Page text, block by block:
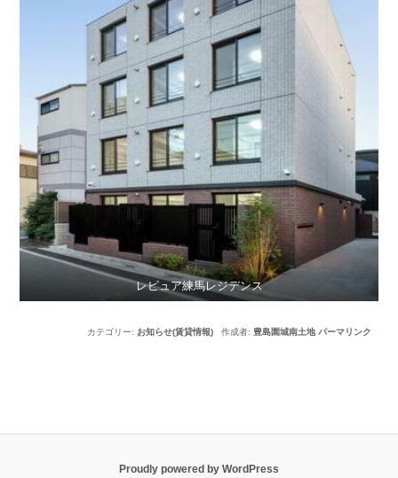
レピュア練馬レジデンス
カテゴリー: お知らせ(賃貸情報) 作成者: 豊島園城南土地 パーマリンク
Proudly powered by WordPress